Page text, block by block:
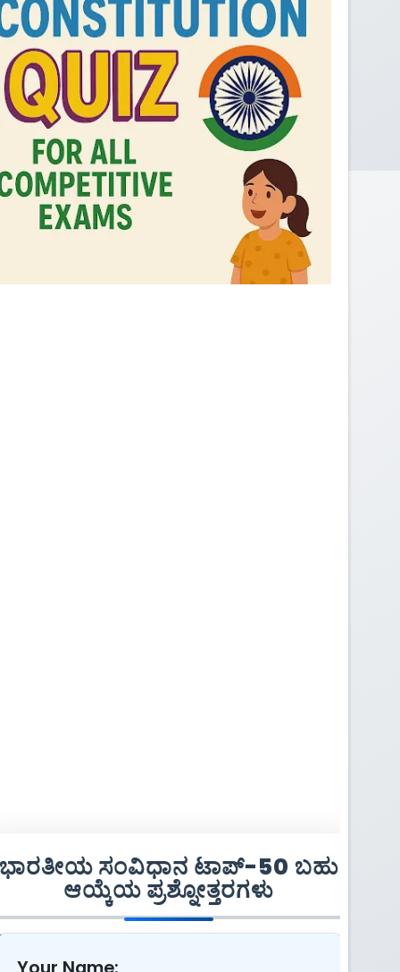
ಭಾರತೀಯ ಸಂವಿಧಾನ ಟಾಪ್-50 ಬಹು
ಆಯ್ಕೆಯ ಪ್ರಶ್ನೋತ್ತರಗಳು